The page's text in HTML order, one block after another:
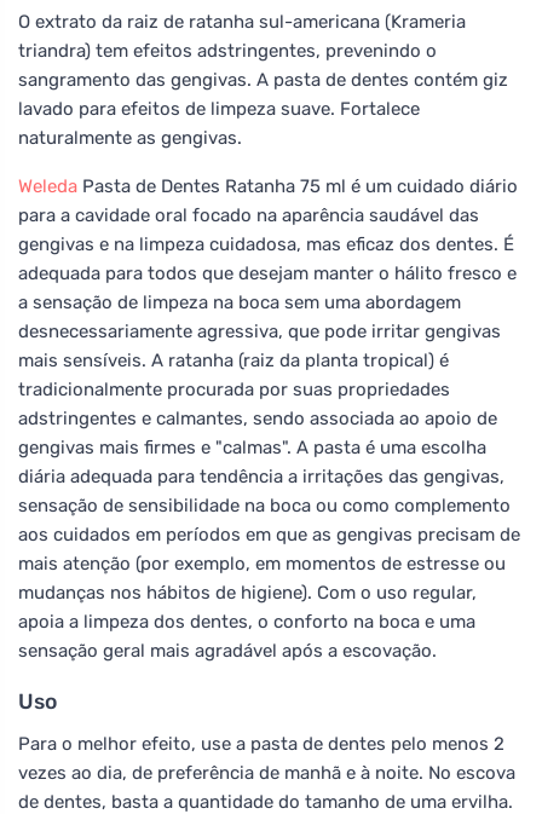
O extrato da raiz de ratanha sul-americana (Krameria
triandra) tem efeitos adstringentes, prevenindo o
sangramento das gengivas. A pasta de dentes contém giz
lavado para efeitos de limpeza suave. Fortalece
naturalmente as gengivas.
Weleda Pasta de Dentes Ratanha 75 ml é um cuidado diário
para a cavidade oral focado na aparência saudável das
gengivas e na limpeza cuidadosa, mas eficaz dos dentes. É
adequada para todos que desejam manter o hálito fresco e
a sensação de limpeza na boca sem uma abordagem
desnecessariamente agressiva, que pode irritar gengivas
mais sensíveis. A ratanha (raiz da planta tropical) é
tradicionalmente procurada por suas propriedades
adstringentes e calmantes, sendo associada ao apoio de
gengivas mais firmes e "calmas". A pasta é uma escolha
diária adequada para tendência a irritações das gengivas,
sensação de sensibilidade na boca ou como complemento
aos cuidados em períodos em que as gengivas precisam de
mais atenção (por exemplo, em momentos de estresse ou
mudanças nos hábitos de higiene). Com o uso regular,
apoia a limpeza dos dentes, o conforto na boca e uma
sensação geral mais agradável após a escovação.
Uso
Para o melhor efeito, use a pasta de dentes pelo menos 2
vezes ao dia, de preferência de manhã e à noite. No escova
de dentes, basta a quantidade do tamanho de uma ervilha.